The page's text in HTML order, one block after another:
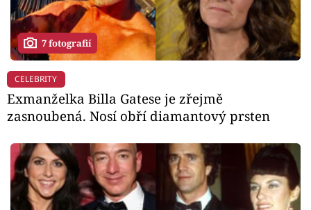
7 fotografií
CELEBRITY
Exmanželka Billa Gatese je zřejmě
zasnoubená. Nosí obří diamantový prsten